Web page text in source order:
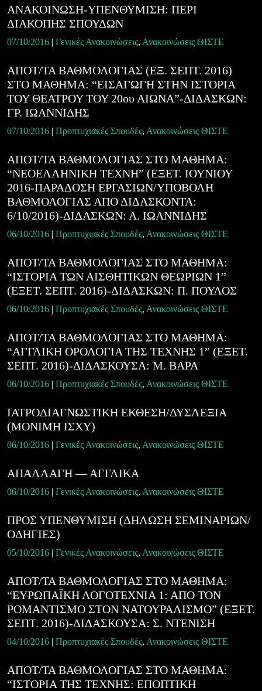
ΑΝΑΚΟΙΝΩΣΗ-ΥΠΕΝΘΥΜΙΣΗ: ΠΕΡΙ
ΔΙΑΚΟΠΗΣ ΣΠΟΥΔΩΝ
07/10/2016 | Γενικές Ανακοινώσεις, Ανακοινώσεις ΘΙΣΤΕ
ΑΠΟΤ/ΤΑ ΒΑΘΜΟΛΟΓΙΑΣ (ΕΞ. ΣΕΠΤ. 2016)
ΣΤΟ ΜΑΘΗΜΑ: “ΕΙΣΑΓΩΓΗ ΣΤΗΝ ΙΣΤΟΡΙΑ
ΤΟΥ ΘΕΑΤΡΟΥ ΤΟΥ 20ου ΑΙΩΝΑ”-ΔΙΔΑΣΚΩΝ:
ΓΡ. ΙΩΑΝΝΙΔΗΣ
07/10/2016 | Προπτυχιακές Σπουδές, Ανακοινώσεις ΘΙΣΤΕ
ΑΠΟΤ/ΤΑ ΒΑΘΜΟΛΟΓΙΑΣ ΣΤΟ ΜΑΘΗΜΑ:
“ΝΕΟΕΛΛΗΝΙΚΗ ΤΕΧΝΗ” (ΕΞΕΤ. ΙΟΥΝΙΟΥ
2016-ΠΑΡΑΔΟΣΗ ΕΡΓΑΣΙΩΝ/ΥΠΟΒΟΛΗ
ΒΑΘΜΟΛΟΓΙΑΣ ΑΠΟ ΔΙΔΑΣΚΟΝΤΑ:
6/10/2016)-ΔΙΔΑΣΚΩΝ: Α. ΙΩΑΝΝΙΔΗΣ
06/10/2016 | Προπτυχιακές Σπουδές, Ανακοινώσεις ΘΙΣΤΕ
ΑΠΟΤ/ΤΑ ΒΑΘΜΟΛΟΓΙΑΣ ΣΤΟ ΜΑΘΗΜΑ:
“ΙΣΤΟΡΙΑ ΤΩΝ ΑΙΣΘΗΤΙΚΩΝ ΘΕΩΡΙΩΝ 1”
(ΕΞΕΤ. ΣΕΠΤ. 2016)-ΔΙΔΑΣΚΩΝ: Π. ΠΟΥΛΟΣ
06/10/2016 | Προπτυχιακές Σπουδές, Ανακοινώσεις ΘΙΣΤΕ
ΑΠΟΤ/ΤΑ ΒΑΘΜΟΛΟΓΙΑΣ ΣΤΟ ΜΑΘΗΜΑ:
“ΑΓΓΛΙΚΗ ΟΡΟΛΟΓΙΑ ΤΗΣ ΤΕΧΝΗΣ 1” (ΕΞΕΤ.
ΣΕΠΤ. 2016)-ΔΙΔΑΣΚΟΥΣΑ: Μ. ΒΑΡΑ
06/10/2016 | Προπτυχιακές Σπουδές, Ανακοινώσεις ΘΙΣΤΕ
ΙΑΤΡΟΔΙΑΓΝΩΣΤΙΚΗ ΕΚΘΕΣΗ/ΔΥΣΛΕΞΙΑ
(ΜΟΝΙΜΗ ΙΣΧΥ)
06/10/2016 | Γενικές Ανακοινώσεις, Ανακοινώσεις ΘΙΣΤΕ
ΑΠΑΛΛΑΓΗ — ΑΓΓΛΙΚΑ
06/10/2016 | Γενικές Ανακοινώσεις, Ανακοινώσεις ΘΙΣΤΕ
ΠΡΟΣ ΥΠΕΝΘΥΜΙΣΗ (ΔΗΛΩΣΗ ΣΕΜΙΝΑΡΙΩΝ/
ΟΔΗΓΙΕΣ)
05/10/2016 | Γενικές Ανακοινώσεις, Ανακοινώσεις ΘΙΣΤΕ
ΑΠΟΤ/ΤΑ ΒΑΘΜΟΛΟΓΙΑΣ ΣΤΟ ΜΑΘΗΜΑ:
“ΕΥΡΩΠΑΪΚΗ ΛΟΓΟΤΕΧΝΙΑ 1: ΑΠΟ ΤΟΝ
ΡΟΜΑΝΤΙΣΜΟ ΣΤΟΝ ΝΑΤΟΥΡΑΛΙΣΜΟ” (ΕΞΕΤ.
ΣΕΠΤ. 2016)-ΔΙΔΑΣΚΟΥΣΑ: Σ. ΝΤΕΝΙΣΗ
04/10/2016 | Προπτυχιακές Σπουδές, Ανακοινώσεις ΘΙΣΤΕ
ΑΠΟΤ/ΤΑ ΒΑΘΜΟΛΟΓΙΑΣ ΣΤΟ ΜΑΘΗΜΑ:
“ΙΣΤΟΡΙΑ ΤΗΣ ΤΕΧΝΗΣ: ΕΠΟΠΤΙΚΗ